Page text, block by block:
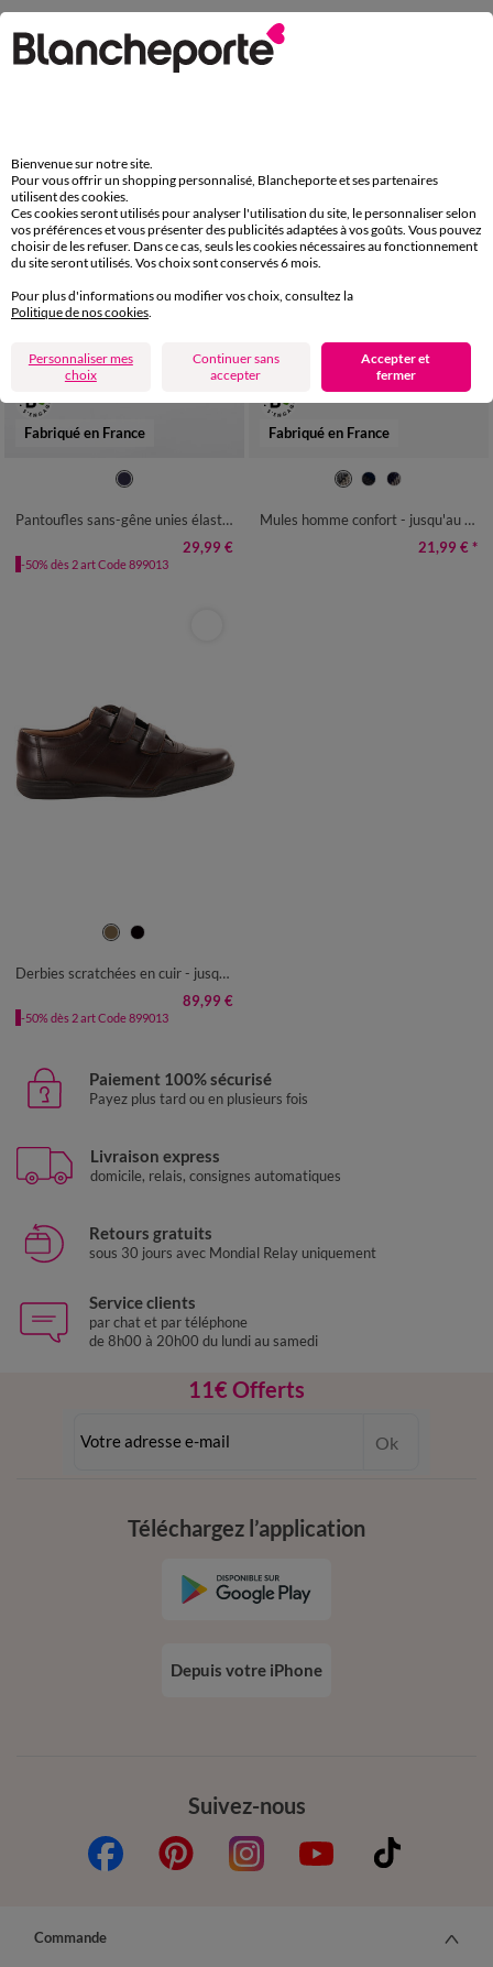
46
Derbies scratchées en cuir - jusqu'au 46
Isotoner
Mules chaussons suédine
Fabriqué en France
42 43
Pantoufles sans-gêne unies élastiques rayés
29,99 €
-50% dès 2 art Code 899013
Fabriqué en France
41 42 43
Mules homme confort - jusqu'au 47
21,99 € *
41 42 43
Derbies scratchées en cuir - jusqu'au 46
89,99 €
-50% dès 2 art Code 899013
Paiement 100% sécurisé
Payez plus tard ou en plusieurs fois
Livraison express
domicile, relais, consignes automatiques
Retours gratuits
sous 30 jours avec Mondial Relay uniquement
Service clients
par chat et par téléphone
de 8h00 à 20h00 du lundi au samedi
11€ Offerts
dès 20€ d’achat
Ok
Suivez-nous
Téléchargez l’application
Depuis votre iPhone
Commande
Bienvenue sur notre site.
Pour vous offrir un shopping personnalisé, Blancheporte et ses partenaires
utilisent des cookies.
Ces cookies seront utilisés pour analyser l'utilisation du site, le personnaliser selon
vos préférences et vous présenter des publicités adaptées à vos goûts. Vous pouvez
choisir de les refuser. Dans ce cas, seuls les cookies nécessaires au fonctionnement
du site seront utilisés. Vos choix sont conservés 6 mois.
Pour plus d'informations ou modifier vos choix, consultez la
Politique de nos cookies
Personnaliser mes
choix
Continuer sans
accepter
Accepter et
fermer